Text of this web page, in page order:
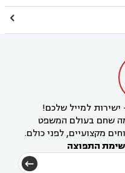

למייל שלכם!
מה שחם בעולם המשפט
מקצועיים, לפני כולם.
התפוצה